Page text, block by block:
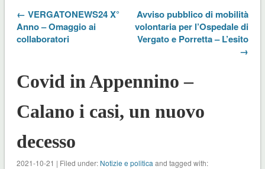
← VERGATONEWS24 X°
Anno – Omaggio ai
collaboratori
Avviso pubblico di mobilità
volontaria per l’Ospedale di
Vergato e Porretta – L’esito
→
Covid in Appennino –
Calano i casi, un nuovo
decesso
2021-10-21 | Filed under: Notizie e politica and tagged with: